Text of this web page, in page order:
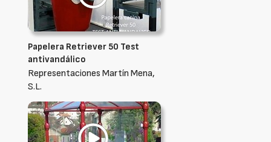
Papelera Retriever 50 Test
antivandálico
Representaciones Martín Mena,
S.L.